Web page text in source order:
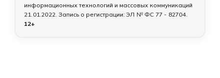
информационных технологий и массовых коммуникаций
21.01.2022 . Запись о регистрации: ЭЛ № ФС 77 - 82704.
12+